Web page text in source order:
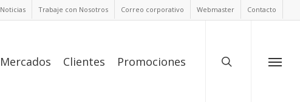
Noticias Trabaje con Nosotros Correo corporativo Webmaster Contacto
Mercados Clientes Promociones